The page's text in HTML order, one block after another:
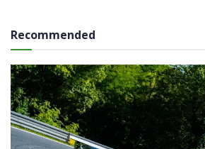
Recommended